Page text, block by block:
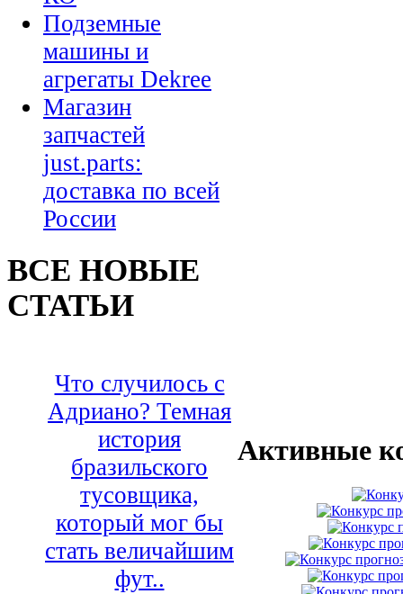
Подземные
машины и
агрегаты Dekree
Магазин
запчастей
just.parts:
доставка по всей
России
ВСЕ НОВЫЕ
СТАТЬИ
Что случилось с
Адриано? Темная
история
бразильского
тусовщика,
который мог бы
стать величайшим
фут..
Активные